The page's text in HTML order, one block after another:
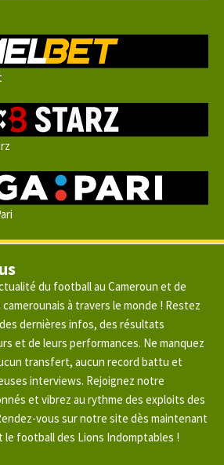
du football au Cameroun et de
à travers le monde ! Restez
dernières infos, des résultats
et de leurs performances. Ne manquez
transfert, aucun record battu et
interviews. Rejoignez notre
et vibrez au rythme des exploits des
vous sur notre site dès maintenant
football des Lions Indomptables !